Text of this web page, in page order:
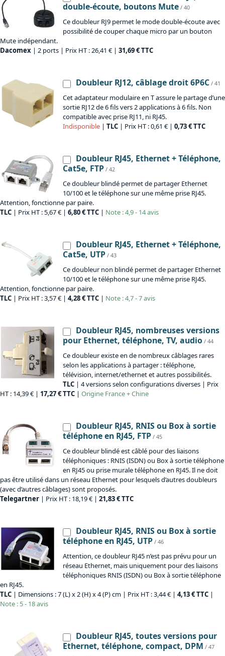
double-écoute, boutons Mute / 40
Ce doubleur RJ9 permet le mode double-écoute avec
possibilité de couper chaque micro par un bouton
Mute indépendant.
Dacomex | 2 ports | Prix HT : 26,41 € | 31,69 € TTC
Doubleur RJ12, câblage droit 6P6C / 41
Cet adaptateur modulaire en T assure le partage d’une
sortie RJ12 de 6 fils vers 2 applications à 6 fils. Non
compatible avec prise RJ11, ni RJ45.
Indisponible | TLC | Prix HT : 0,61 € | 0,73 € TTC
Doubleur RJ45, Ethernet + Téléphone,
Cat5e, FTP / 42
Ce doubleur blindé permet de partager Ethernet
10/100 et le téléphone sur une même prise RJ45.
Attention, fonctionne par paire.
TLC | Prix HT : 5,67 € | 6,80 € TTC | Note : 4,9 - 14 avis
Doubleur RJ45, Ethernet + Téléphone,
Cat5e, UTP / 43
Ce doubleur non blindé permet de partager Ethernet
10/100 et le téléphone sur une même prise RJ45.
Attention, fonctionne par paire.
TLC | Prix HT : 3,57 € | 4,28 € TTC | Note : 4,7 - 7 avis
Doubleur RJ45, nombreuses versions
pour Ethernet, téléphone, TV, audio / 44
Ce doubleur existe en de nombreux câblages rares
selon les applications à partager : téléphone,
télévision, internet/ethernet et autres possibilités.
TLC | 4 versions selon configurations diverses | Prix
HT : 14,39 € | 17,27 € TTC | Origine France + Chine
Doubleur RJ45, RNIS ou Box à sortie
téléphone en RJ45, FTP / 45
Ce doubleur blindé est câblé pour des liaisons
téléphoniques : RNIS (ISDN) ou Box à sortie téléphone
en RJ45 ou prise murale téléphone en RJ45. Il ne doit
pas être utilisé dans un réseau Ethernet pour lesquels d’autres doubleurs
(avec d’autres câblages) sont proposés.
Telegartner | Prix HT : 18,19 € | 21,83 € TTC
Doubleur RJ45, RNIS ou Box à sortie
téléphone en RJ45, UTP / 46
Attention, ce doubleur RJ45 n’est pas prévu pour un
réseau Ethernet, mais uniquement pour des liaisons
téléphoniques RNIS (ISDN) ou Box à sortie téléphone
en RJ45.
TLC | Dimensions : 7 (L) x 2 (H) x 4 (P) cm | Prix HT : 3,44 € | 4,13 € TTC |
Note : 5 - 18 avis
Doubleur RJ45, toutes versions pour
Ethernet, téléphone, compact, DPM / 47